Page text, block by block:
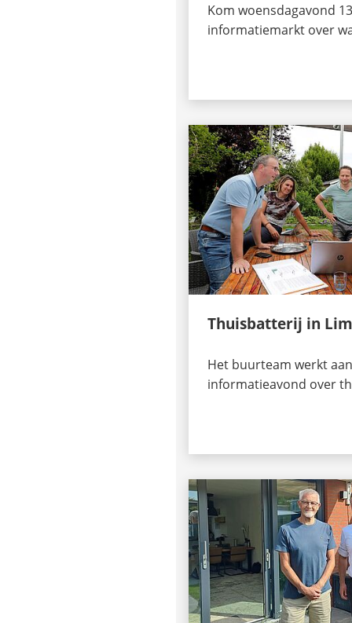
Kom woensdagavond
informatiemarkt over
Thuisbatterij in
Het buurteam werkt
informatieavond over